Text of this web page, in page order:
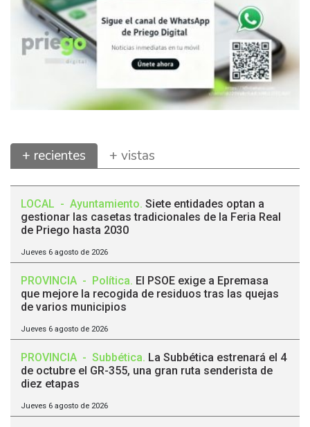
+ recientes + vistas
LOCAL - Ayuntamiento. Siete entidades optan a
gestionar las casetas tradicionales de la Feria Real
de Priego hasta 2030
Jueves 6 agosto de 2026
PROVINCIA - Política. El PSOE exige a Epremasa
que mejore la recogida de residuos tras las quejas
de varios municipios
Jueves 6 agosto de 2026
PROVINCIA - Subbética. La Subbética estrenará el 4
de octubre el GR-355, una gran ruta senderista de
diez etapas
Jueves 6 agosto de 2026